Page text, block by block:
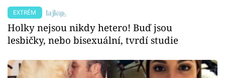
EXTRÉM
Holky nejsou nikdy hetero! Buď jsou
lesbičky, nebo bisexuální, tvrdí studie